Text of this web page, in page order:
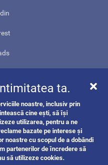
ului ta.
noastre, inclusiv prin
cine ești, să își
utilizarea, pentru a ne
bazate pe interese și
noastre cu scopul de a dobândi
partenerilor de încredere să
să utilizeze cookies.